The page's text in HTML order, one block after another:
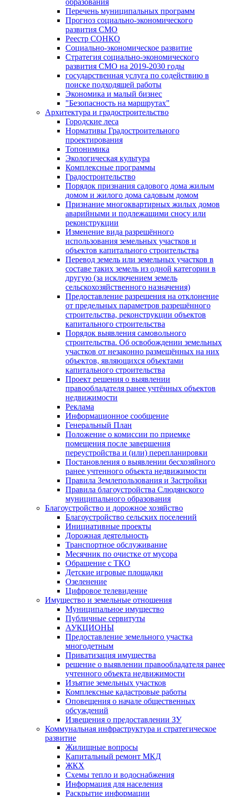
образования
Перечень муниципальных программ
Прогноз социально-экономического
развития СМО
Реестр СОНКО
Социально-экономическое развитие
Стратегия социально-экономического
развития СМО на 2019-2030 годы
государственная услуга по содействию в
поиске подходящей работы
Экономика и малый бизнес
"Безопасность на маршрутах"
Архитектура и градостроительство
Городские леса
Нормативы Градостроительного
проектирования
Топонимика
Экологическая культура
Комплексные программы
Градостроительство
Порядок признания садового дома жилым
домом и жилого дома садовым домом
Признание многоквартирных жилых домов
аварийными и подлежащими сносу или
реконструкции
Изменение вида разрешённого
использования земельных участков и
объектов капитального строительства
Перевод земель или земельных участков в
составе таких земель из одной категории в
другую (за исключением земель
сельскохозяйственного назначения)
Предоставление разрешения на отклонение
от предельных параметров разрешённого
строительства, реконструкции объектов
капитального строительства
Порядок выявления самовольного
строительства. Об освобождении земельных
участков от незаконно размещённых на них
объектов, являющихся объектами
капитального строительства
Проект решения о выявлении
правообладателя ранее учтённых объектов
недвижимости
Реклама
Информационное сообщение
Генеральный План
Положение о комиссии по приемке
помещения после завершения
переустройства и (или) перепланировки
Постановления о выявлении бесхозяйного
ранее учтенного объекта недвижимости
Правила Землепользования и Застройки
Правила благоустройства Слюдянского
муниципального образования
Благоустройство и дорожное хозяйство
Благоустройство сельских поселений
Инициативные проекты
Дорожная деятельность
Транспортное обслуживание
Месячник по очистке от мусора
Обращение с ТКО
Детские игровые площадки
Озеленение
Цифровое телевидение
Имущество и земельные отношения
Муниципальное имущество
Публичные сервитуты
АУКЦИОНЫ
Предоставление земельного участка
многодетным
Приватизация имущества
решение о выявлении правообладателя ранее
учтенного объекта недвижимости
Изъятие земельных участков
Комплексные кадастровые работы
Оповещения о начале общественных
обсуждений
Извещения о предоставлении ЗУ
Коммунальная инфраструктура и стратегическое
развитие
Жилищные вопросы
Капитальный ремонт МКД
ЖКХ
Схемы тепло и водоснабжения
Информация для населения
Раскрытие информации